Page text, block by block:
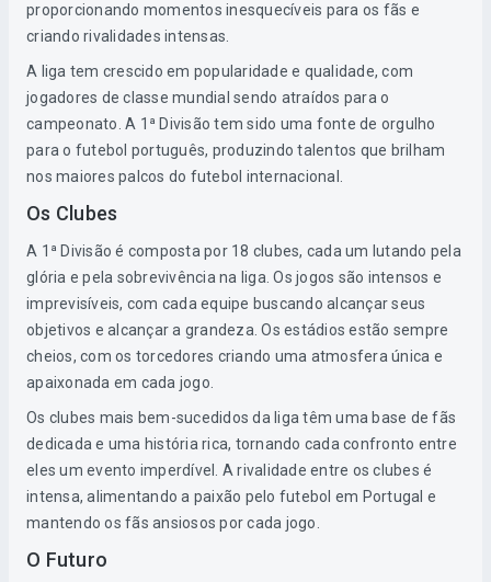
proporcionando momentos inesquecíveis para os fãs e
criando rivalidades intensas.
A liga tem crescido em popularidade e qualidade, com
jogadores de classe mundial sendo atraídos para o
campeonato. A 1ª Divisão tem sido uma fonte de orgulho
para o futebol português, produzindo talentos que brilham
nos maiores palcos do futebol internacional.
Os Clubes
A 1ª Divisão é composta por 18 clubes, cada um lutando pela
glória e pela sobrevivência na liga. Os jogos são intensos e
imprevisíveis, com cada equipe buscando alcançar seus
objetivos e alcançar a grandeza. Os estádios estão sempre
cheios, com os torcedores criando uma atmosfera única e
apaixonada em cada jogo.
Os clubes mais bem-sucedidos da liga têm uma base de fãs
dedicada e uma história rica, tornando cada confronto entre
eles um evento imperdível. A rivalidade entre os clubes é
intensa, alimentando a paixão pelo futebol em Portugal e
mantendo os fãs ansiosos por cada jogo.
O Futuro